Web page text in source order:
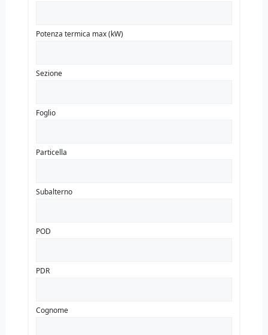
Potenza termica max (kW)
Sezione
Foglio
Particella
Subalterno
POD
PDR
Cognome